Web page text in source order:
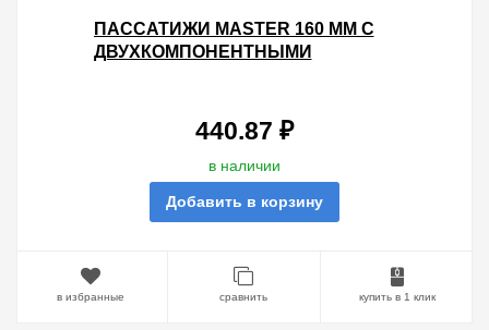
ПАССАТИЖИ MASTER 160 ММ С
ДВУХКОМПОНЕНТНЫМИ
440.87 ₽
в наличии
Добавить в корзину
в избранные сравнить купить в 1 клик